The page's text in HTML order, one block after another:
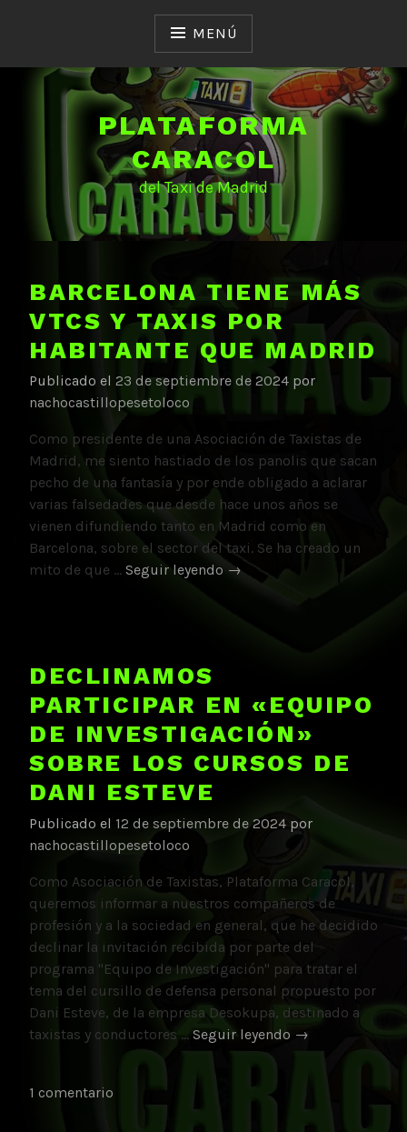
MENÚ
PLATAFORMA
CARACOL
del Taxi de Madrid
BARCELONA TIENE MÁS
VTCS Y TAXIS POR
HABITANTE QUE MADRID
Publicado el 23 de septiembre de 2024 por
nachocastillopesetoloco
Como presidente de una Asociación de Taxistas de
Madrid, me siento hastiado de los panolis que sacan
pecho de una fantasía y por ende obligado a aclarar
varias falsedades que desde hace unos años se
vienen difundiendo tanto en Madrid como en
Barcelona, sobre el sector del taxi. Se ha creado un
mito de que … Seguir leyendo Barcelona
por
habitante
que
Madrid
→
DECLINAMOS
PARTICIPAR EN «EQUIPO
DE INVESTIGACIÓN»
SOBRE LOS CURSOS DE
DANI ESTEVE
Publicado el 12 de septiembre de 2024 por
nachocastillopesetoloco
Como Asociación de Taxistas, Plataforma Caracol,
queremos informar a nuestros compañeros de
profesión y a la sociedad en general, que he decidido
declinar la invitación recibida por parte del
programa "Equipo de Investigación" para tratar el
tema del cursillo de defensa personal propuesto por
Dani Esteve, de la empresa Desokupa, destinado a
taxistas y conductores … Seguir leyendo Declinamos
participar
→
1 comentario